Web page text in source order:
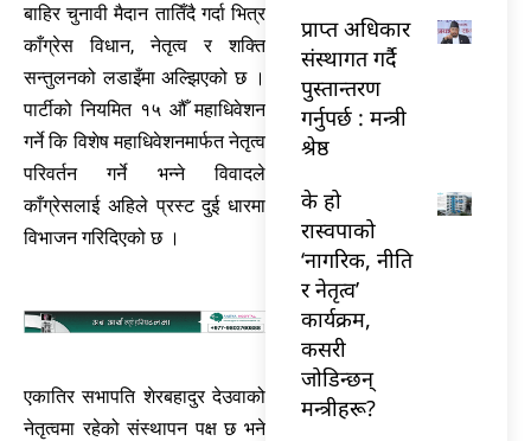
बाहिर चुनावी मैदान तातिँदै गर्दा भित्र
काँग्रेस विधान, नेतृत्व र शक्ति
सन्तुलनको लडाइँमा अल्झिएको छ ।
पार्टीको नियमित १५ औँ महाधिवेशन
गर्ने कि विशेष महाधिवेशनमार्फत नेतृत्व
परिवर्तन गर्ने भन्ने विवादले
काँग्रेसलाई अहिले प्रस्ट दुई धारमा
विभाजन गरिदिएको छ ।
एकातिर सभापति शेरबहादुर देउवाको
नेतृत्वमा रहेको संस्थापन पक्ष छ भने
प्राप्त अधिकार
संस्थागत गर्दै
पुस्तान्तरण
गर्नुपर्छ : मन्त्री
श्रेष्ठ
के हो
रास्वपाको
‘नागरिक, नीति
र नेतृत्व’
कार्यक्रम,
कसरी
जोडिन्छन्
मन्त्रीहरू?